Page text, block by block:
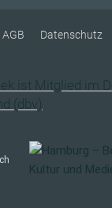
AGB Datenschutz